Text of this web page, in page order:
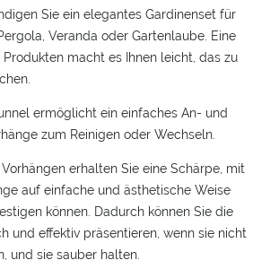
Sie ein elegantes Gardinenset für
Veranda oder Gartenlaube. Eine
macht es Ihnen leicht, das zu
ermöglicht ein einfaches An- und
zum Reinigen oder Wechseln.
erhalten Sie eine Schärpe, mit
auf einfache und ästhetische Weise
können. Dadurch können Sie die
und effektiv präsentieren, wenn sie nicht
und sie sauber halten.